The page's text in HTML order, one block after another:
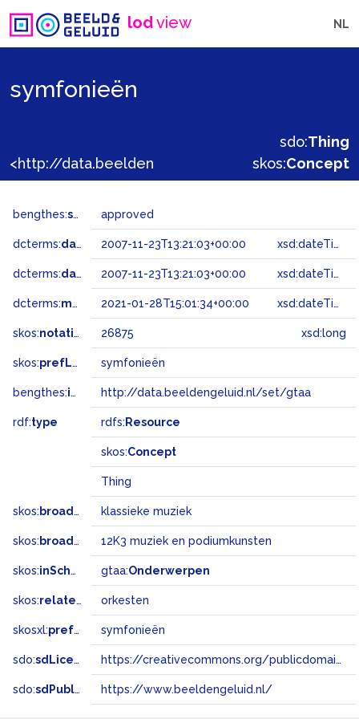
lodview NL
symfonieën
sdo:Thing
skos:Concept
bengthes:status approved
dcterms:dateAccepted 2007-11-23T13:21:03+00:00 xsd:dateTime
dcterms:dateSubmitted 2007-11-23T13:21:03+00:00 xsd:dateTime
dcterms:modified 2021-01-28T15:01:34+00:00 xsd:dateTime
skos:notation 26875 xsd:long
skos:prefLabel symfonieën
bengthes:inSet http://data.beeldengeluid.nl/set/gtaa
rdf:type rdfs: Resource
skos:Concept
Thing
skos: broader klassieke muziek
skos: broadMatch 12K3 muziek en podiumkunsten
skos:inScheme gtaa:Onderwerpen
skos:related orkesten
skosxl:prefLabel symfonieën
sdo:sdLicense https://creativecommons.org/publicdomain/zero/1.0/
sdo:sdPublisher https://www.beeldengeluid.nl/